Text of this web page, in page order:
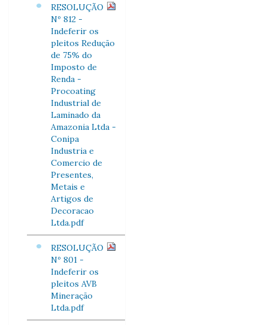
RESOLUÇÃO
Nº 812 -
Indeferir os
pleitos Redução
de 75% do
Imposto de
Renda -
Procoating
Industrial de
Laminado da
Amazonia Ltda -
Conipa
Industria e
Comercio de
Presentes,
Metais e
Artigos de
Decoracao
Ltda.pdf
RESOLUÇÃO
Nº 801 -
Indeferir os
pleitos AVB
Mineração
Ltda.pdf